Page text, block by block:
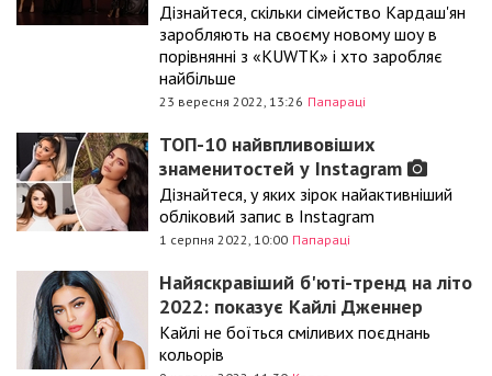
Дізнайтеся, скільки сімейство Кардаш'ян
заробляють на своєму новому шоу в
порівнянні з «KUWTK» і хто заробляє
найбільше
23 вересня 2022, 13:26 Папараці
ТОП-10 найвпливовіших
знаменитостей у Instagram
Дізнайтеся, у яких зірок найактивніший
обліковий запис в Instagram
1 серпня 2022, 10:00 Папараці
Найяскравіший б'юті-тренд на літо
2022: показує Кайлі Дженнер
Кайлі не боїться сміливих поєднань
кольорів